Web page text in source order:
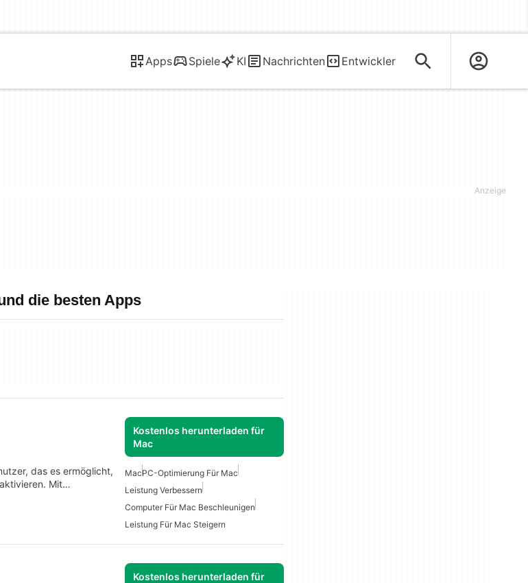
Apps Spiele KI Nachrichten Entwickler
die besten Apps
Kostenlos herunterladen für
Mac
das es ermöglicht,
Mit…
MacPC-Optimierung Für Mac
Leistung Verbessern
Computer Für Mac Beschleunigen
Leistung Für Mac Steigern
Kostenlos herunterladen für